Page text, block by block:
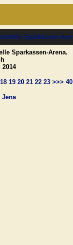
Sparkassen-Arena.
18 19 20 21 22 23 >>> 40
Jena